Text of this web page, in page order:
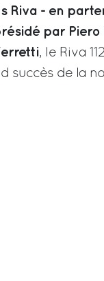
Riva - en
par
, le Riva
succès de la